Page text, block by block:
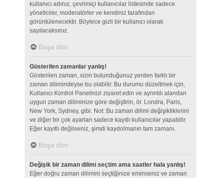
kullanıcı adınız, çevrimiçi kullanıcılar listesinde sadece
yöneticiler, moderatörler ve kendiniz tarafından
görüntülenecektir. Böylece gizli bir kullanıcı olarak
sayılacaksınız.
Başa dön
Gösterilen zamanlar yanlış!
Gösterilen zaman, sizin bulunduğunuz yerden farklı bir
zaman dilimindeyse bu olabilir. Bu durumu düzeltmek için,
Kullanıcı Kontrol Panelinizi ziyaret edin ve ayrıntılı alandan
uygun zaman diliminize göre değiştirin, ör. Londra, Paris,
New York, Sydney, gibi. Not: Bu zaman dilimi değişikliklerini
ve diğer bir çok ayarları sadece kayıtlı kullanıcılar yapabilir.
Eğer kayıtlı değilseniz, şimdi kaydolmanın tam zamanı.
Başa dön
Değişik bir zaman dilimi seçtim ama saatler hala yanlış!
Eğer doğru zaman dilimini seçtiğinize eminseniz ve zaman